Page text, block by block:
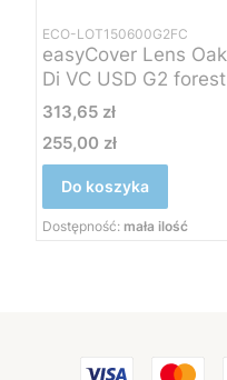
ECO-LOT150600G2FC
easyCover Lens
Di VC USD G2
Cena
313,65 zł
Cena
255,00 zł
Do koszyka
Dostępność: mała ilość